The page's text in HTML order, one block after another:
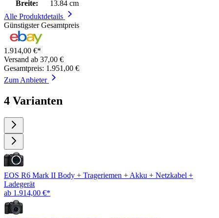
Breite:
13.84 cm
Alle Produktdetails
Günstigster Gesamtpreis
1.914,00 €*
Versand ab 37,00 €
Gesamtpreis: 1.951,00 €
Zum Anbieter
4 Varianten
EOS R6 Mark II Body + Trageriemen + Akku + Netzkabel +
Ladegerät
ab 1.914,00 €*